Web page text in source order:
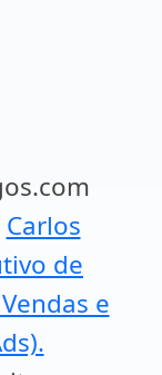
Carlos
de
e